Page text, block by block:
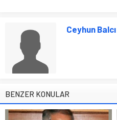
Ceyhun Balcı
BENZER KONULAR